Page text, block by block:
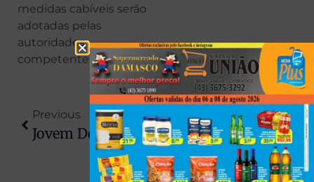
medidas cabíveis serão
adotadas pelas
autoridades
competentes.
Previous
Jovem De 19 Anos É Morto Pelo Irmão Adolescente Após Briga Familiar
Next
Trabalhador De 61 Anos Morre Soterrado Em Obra De Aterro Sanitário No PR